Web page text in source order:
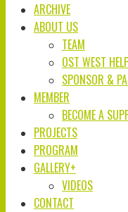
ARCHIVE
ABOUT US
TEAM
OST WEST
SPONSOR &
MEMBER
BECOME A
PROJECTS
PROGRAM
GALLERY+
VIDEOS
CONTACT